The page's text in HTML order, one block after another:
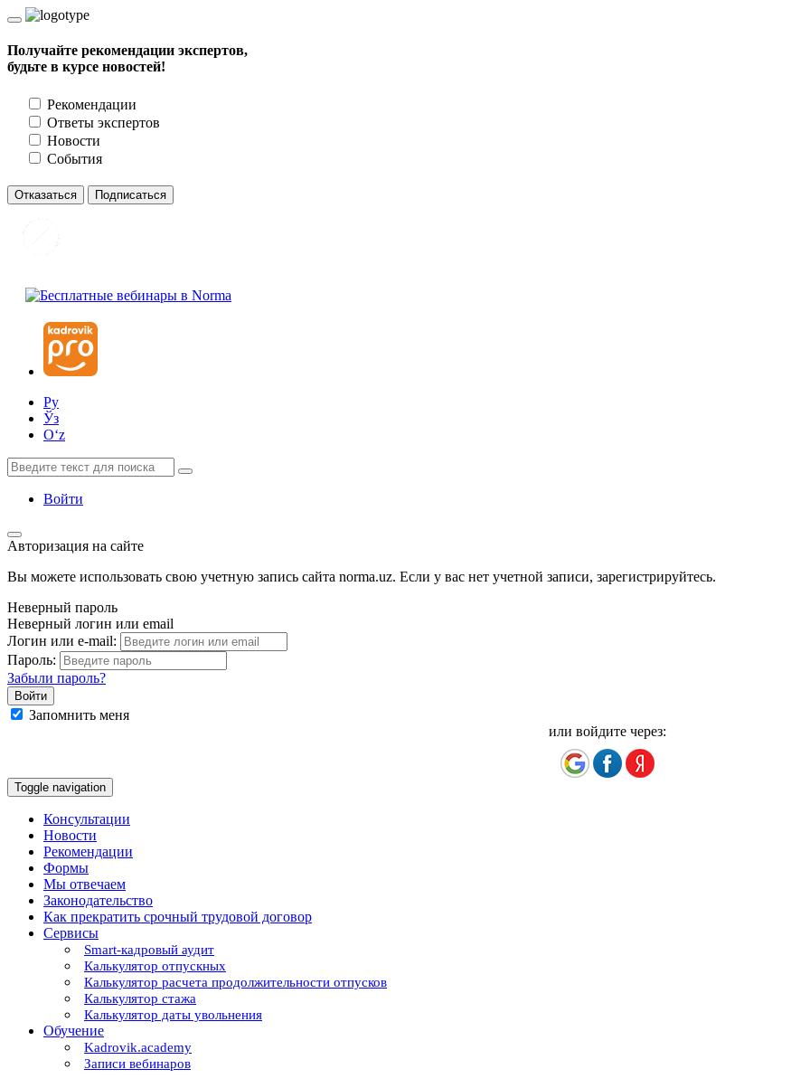
Получайте рекомендации экспертов,
будьте в курсе новостей!
Рекомендации
Ответы экспертов
Новости
События
Отказаться Подписаться
Ру
Ўз
Oʻz
Войти
Авторизация на сайте
Вы можете использовать свою учетную запись сайта norma.uz. Если у вас нет учетной записи, зарегистрируйтесь.
Неверный пароль
Неверный логин или email
Логин или e-mail:
Пароль:
Забыли пароль?
Запомнить меня
или войдите через:
Toggle navigation
Консультации
Новости
Рекомендации
Формы
Мы отвечаем
Законодательство
Как прекратить срочный трудовой договор
Сервисы
Smart-кадровый аудит
Калькулятор отпускных
Калькулятор расчета продолжительности отпусков
Калькулятор стажа
Калькулятор даты увольнения
Обучение
Kadrovik.academy
Записи вебинаров